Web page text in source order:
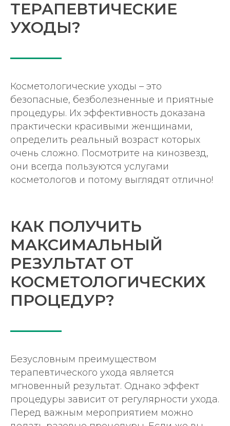
ТЕРАПЕВТИЧЕСКИЕ
УХОДЫ?
Косметологические уходы – это
безопасные, безболезненные и приятные
процедуры. Их эффективность доказана
практически красивыми женщинами,
определить реальный возраст которых
очень сложно. Посмотрите на кинозвезд,
они всегда пользуются услугами
косметологов и потому выглядят отлично!
КАК ПОЛУЧИТЬ
МАКСИМАЛЬНЫЙ
РЕЗУЛЬТАТ ОТ
КОСМЕТОЛОГИЧЕСКИХ
ПРОЦЕДУР?
Безусловным преимуществом
терапевтического ухода является
мгновенный результат. Однако эффект
процедуры зависит от регулярности ухода.
Перед важным мероприятием можно
Запись на ко нсультацию
метрические данные (cookie).
соглашаетесь на обработку
соответствии сПолитикой